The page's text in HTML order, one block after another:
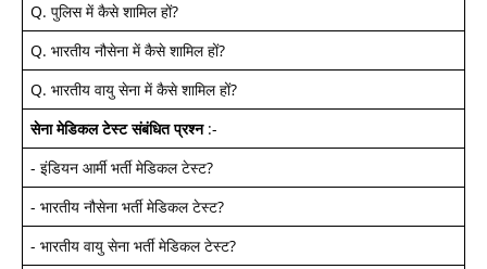
Q. पुलिस में कैसे शामिल हों?
Q. भारतीय नौसेना में कैसे शामिल हों?
Q. भारतीय वायु सेना में कैसे शामिल हों?
सेना मेडिकल टेस्ट संबंधित प्रश्न:-
- इंडियन आर्मी भर्ती मेडिकल टेस्ट?
- भारतीय नौसेना भर्ती मेडिकल टेस्ट?
- भारतीय वायु सेना भर्ती मेडिकल टेस्ट?